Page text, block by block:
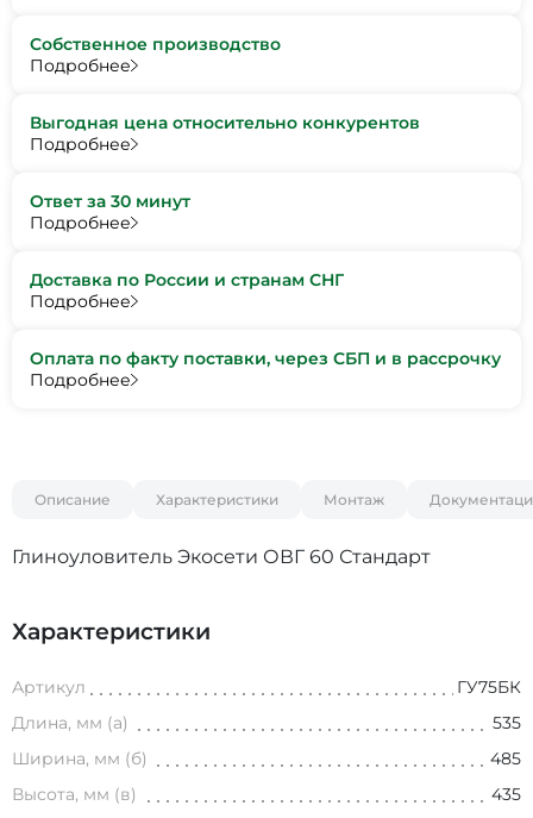
Собственное производство
Подробнее
Выгодная цена относительно конкурентов
Подробнее
Ответ за 30 минут
Подробнее
Доставка по России и странам СНГ
Подробнее
Оплата по факту поставки, через СБП и в рассрочку
Подробнее
Описание Характеристики Монтаж
Глиноуловитель Экосети ОВГ 60 Стандарт
Характеристики
Артикул
ГУ75БК
Длина, мм (а)
535
Ширина, мм (б)
485
Высота, мм (в)
435